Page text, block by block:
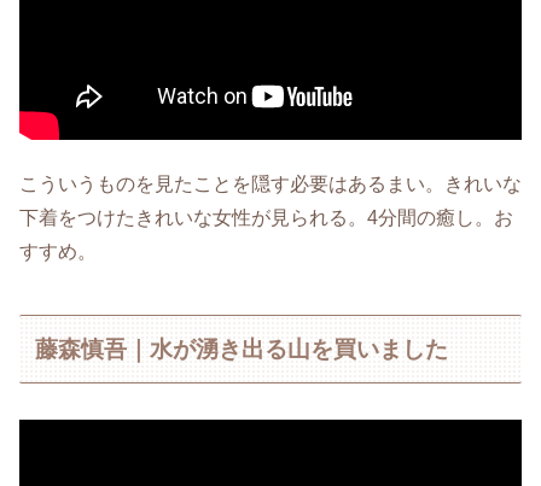
こういうものを見たことを隠す必要はあるまい。きれいな
下着をつけたきれいな女性が見られる。4分間の癒し。お
すすめ。
藤森慎吾｜水が湧き出る山を買いました